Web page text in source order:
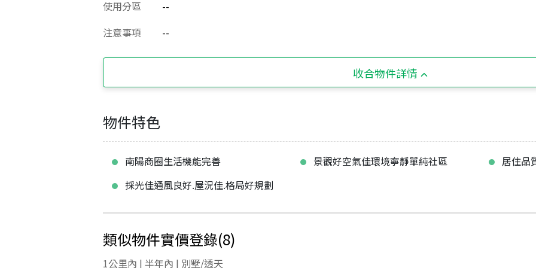
使用分區
--
注意事項
--
收合物件詳情
物件特色
南陽商圈生活機能完善 景觀好空氣佳環境寧靜單純社區
居住品
採光佳通風良好.屋況佳.格局好規劃
類似物件實價登錄(8)
1公里內 | 半年內 | 別墅/透天